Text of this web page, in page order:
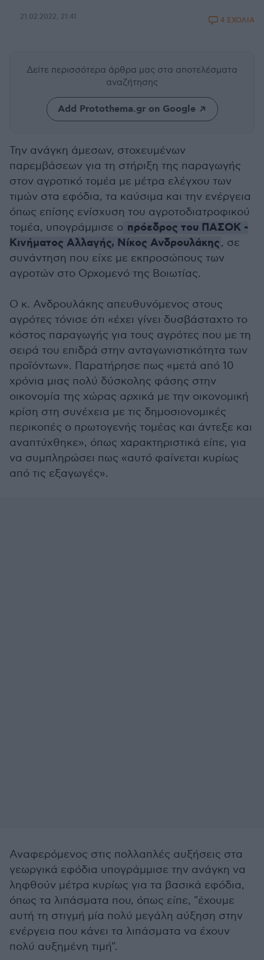
21.02.2022, 21:41 4 ΣΧΟΛΙΑ
Δείτε περισσότερα άρθρα μας στα αποτελέσματα
αναζήτησης
Add Protothema.gr on Google
Την ανάγκη άμεσων, στοχευμένων
παρεμβάσεων για τη στήριξη της παραγωγής
στον αγροτικό τομέα με μέτρα ελέγχου των
τιμών στα εφόδια, τα καύσιμα και την ενέργεια
όπως επίσης ενίσχυση του αγροτοδιατροφικού
τομέα, υπογράμμισε ο πρόεδρος του ΠΑΣΟΚ -
Κινήματος Αλλαγής, Νίκος Ανδρουλάκης, σε
συνάντηση που είχε με εκπροσώπους των
αγροτών στο Ορχομενό της Βοιωτίας.
Ο κ. Ανδρουλάκης απευθυνόμενος στους
αγρότες τόνισε ότι «έχει γίνει δυσβάσταχτο το
κόστος παραγωγής για τους αγρότες που με τη
σειρά του επιδρά στην ανταγωνιστικότητα των
προϊόντων». Παρατήρησε πως «μετά από 10
χρόνια μιας πολύ δύσκολης φάσης στην
οικονομία της χώρας αρχικά με την οικονομική
κρίση στη συνέχεια με τις δημοσιονομικές
περικοπές ο πρωτογενής τομέας και άντεξε και
αναπτύχθηκε», όπως χαρακτηριστικά είπε, για
να συμπληρώσει πως «αυτό φαίνεται κυρίως
από τις εξαγωγές».
Αναφερόμενος στις πολλαπλές αυξήσεις στα
γεωργικά εφόδια υπογράμμισε την ανάγκη να
ληφθούν μέτρα κυρίως για τα βασικά εφόδια,
όπως τα λιπάσματα που, όπως είπε, "έχουμε
αυτή τη στιγμή μία πολύ μεγάλη αύξηση στην
ενέργεια που κάνει τα λιπάσματα να έχουν
πολύ αυξημένη τιμή".